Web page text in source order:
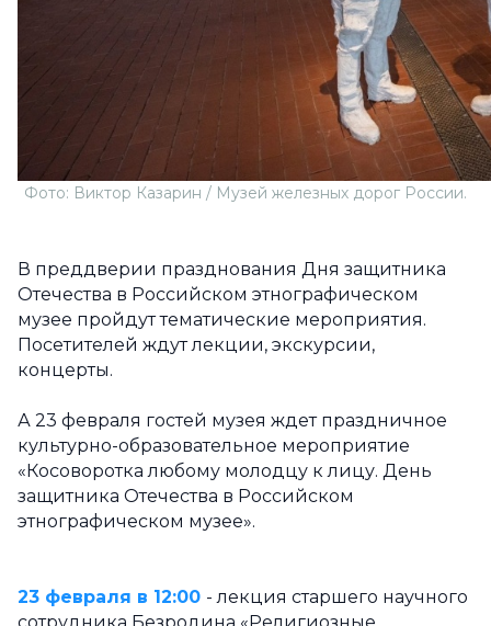
Фото: Виктор Казарин / Музей железных дорог России.
В преддверии празднования Дня защитника
Отечества в Российском этнографическом
музее пройдут тематические мероприятия.
Посетителей ждут лекции, экскурсии,
концерты.
А 23 февраля гостей музея ждет праздничное
культурно-образовательное мероприятие
«Косоворотка любому молодцу к лицу. День
защитника Отечества в Российском
этнографическом музее».
23 февраля в 12:00 - лекция старшего научного